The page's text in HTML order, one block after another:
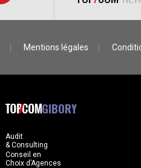
Mentions légales
GIBORY
Audit
& Consulting
Conseil en
Choix d’Agences